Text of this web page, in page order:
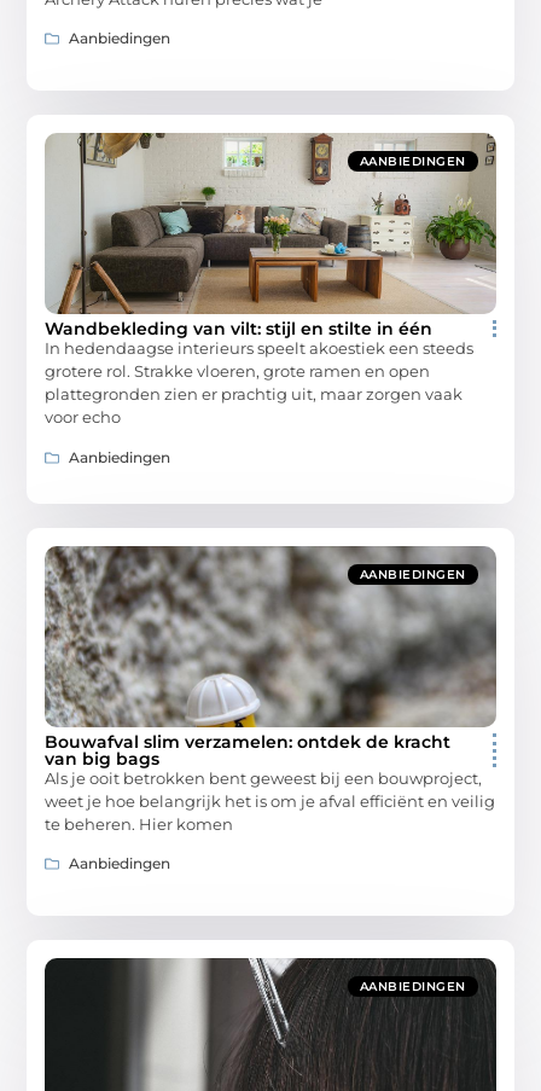
Aanbiedingen
AANBIEDINGEN
Wandbekleding van vilt: stijl en stilte in één
In hedendaagse interieurs speelt akoestiek een steeds
grotere rol. Strakke vloeren, grote ramen en open
plattegronden zien er prachtig uit, maar zorgen vaak
voor echo
Aanbiedingen
AANBIEDINGEN
Bouwafval slim verzamelen: ontdek de kracht
van big bags
Als je ooit betrokken bent geweest bij een bouwproject,
weet je hoe belangrijk het is om je afval efficiënt en veilig
te beheren. Hier komen
Aanbiedingen
AANBIEDINGEN